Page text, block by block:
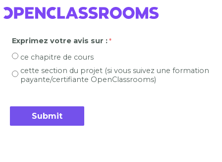
Exprimez votre avis sur :
ce chapitre de cours
cette section du projet (si vous suivez une formation
payante/certifiante OpenClassrooms)